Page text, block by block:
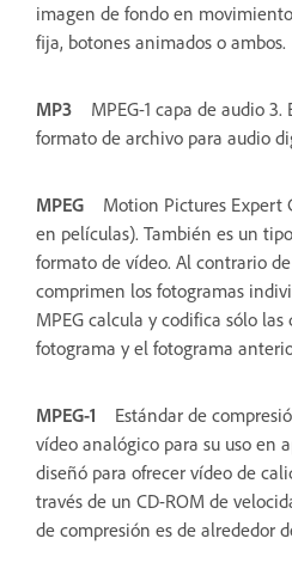
imagen de fondo en
fija, botones animados o ambos.
MP3
MPEG-1 capa de audio
formato de archivo para audio
MPEG
Motion Pictures Expert
en películas). También es un
formato de vídeo. Al contrario
comprimen los fotogramas
MPEG calcula y codifica sólo
fotograma y el fotograma
MPEG-1
Estándar de
vídeo analógico para su uso en
diseñó para ofrecer vídeo de
través de un CD-ROM de
de compresión es de alrededor